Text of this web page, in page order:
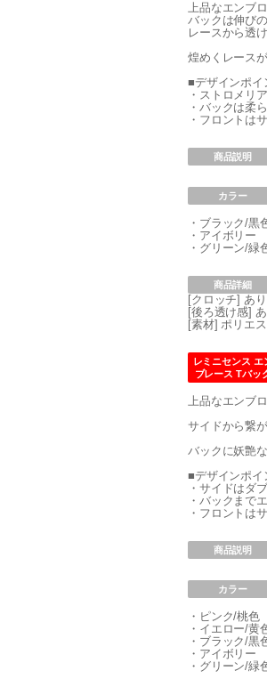
上品なエンブ
バックは伸び
レースから透
煌めくレース
■デザインポイ
・ストロメリ
・バックは柔
・フロントは
商品説明
カラー
・ブラック/黒
・アイボリー
・グリーン/緑
商品詳細
[クロッチ] あり
[後ろ透け感] あ
[素材] ポリエ
レミニセンス エ
ブレース Tバッ
上品なエンブ
サイドから繋
バックに妖艶
■デザインポイ
・サイドはダ
・バックまで
・フロントは
商品説明
カラー
・ピンク/桃色
・イエロー/黄
・ブラック/黒
・アイボリー
・グリーン/緑